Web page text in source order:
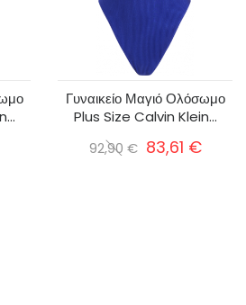
Γυναικείο Μαγιό Ολόσωμο
Plus Size Calvin Klein...
92,90 € 83,61 €